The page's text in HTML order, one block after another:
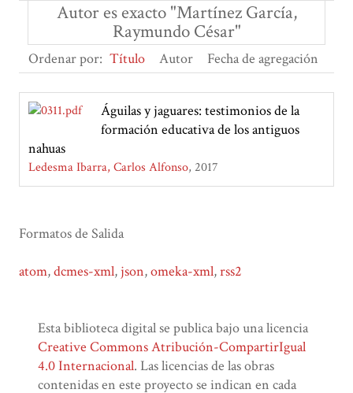
Autor es exacto "Martínez García,
Raymundo César"
Ordenar por: Título Autor Fecha de agregación
Águilas y jaguares: testimonios de la
formación educativa de los antiguos
nahuas
Ledesma Ibarra, Carlos Alfonso 2017
Formatos de Salida
atom,dcmes-xml, json,omeka-xml,rss2
Esta biblioteca digital se publica bajo una licencia
Creative Commons Atribución-CompartirIgual
4.0 Internacional. Las licencias de las obras
contenidas en este proyecto se indican en cada